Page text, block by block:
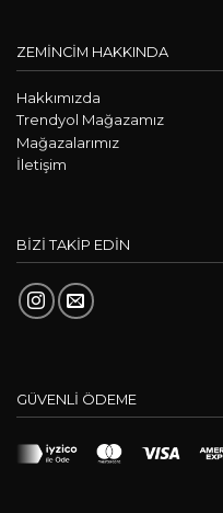
ZEMİNCİM HAKKINDA
Hakkımızda
Trendyol Mağazamız
Mağazalarımız
İletişim
BİZİ TAKİP EDİN
GÜVENLİ ÖDEME